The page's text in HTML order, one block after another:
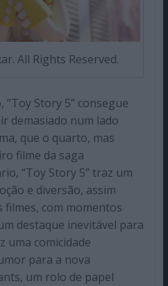
All Rights Reserved.
Story 5” consegue
demasiado num lado
que o quarto, mas
filme da saga
“Toy Story 5” traz um
e diversão, assim
com momentos
destaque inevitável para
uma comicidade
para a nova
um rolo de papel